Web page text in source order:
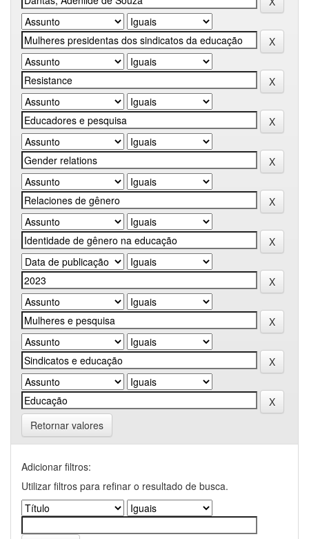
Retornar valores
Adicionar filtros:
Utilizar filtros para refinar o resultado de busca.